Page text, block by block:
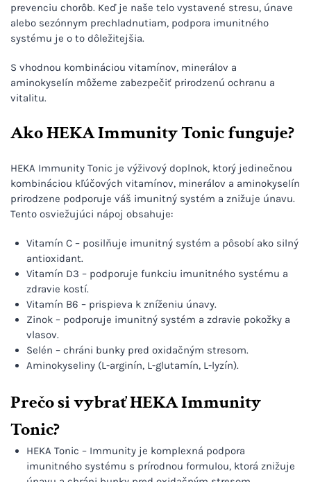
prevenciu chorôb. Keď je naše telo vystavené stresu, únave
alebo sezónnym prechladnutiam, podpora imunitného
systému je o to dôležitejšia.
S vhodnou kombináciou vitamínov, minerálov a
aminokyselín môžeme zabezpečiť prirodzenú ochranu a
vitalitu.
Ako HEKA Immunity Tonic funguje?
HEKA Immunity Tonic je výživový doplnok, ktorý jedinečnou
kombináciou kľúčových vitamínov, minerálov a aminokyselín
prirodzene podporuje váš imunitný systém a znižuje únavu.
Tento osviežujúci nápoj obsahuje:
Vitamín C – posilňuje imunitný systém a pôsobí ako silný
antioxidant.
Vitamín D3 – podporuje funkciu imunitného systému a
zdravie kostí.
Vitamín B6 – prispieva k zníženiu únavy.
Zinok – podporuje imunitný systém a zdravie pokožky a
vlasov.
Selén – chráni bunky pred oxidačným stresom.
Aminokyseliny (L-arginín, L-glutamín, L-lyzín).
Prečo si vybrať HEKA Immunity
Tonic?
HEKA Tonic – Immunity je komplexná podpora
imunitného systému s prírodnou formulou, ktorá znižuje